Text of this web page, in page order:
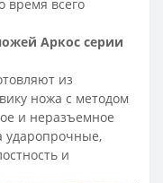
время всего
Аркос серии
из
ножа с методом
и неразъемное
ударопрочные,
и